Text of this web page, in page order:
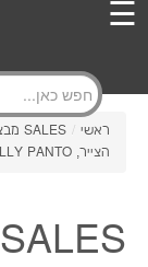
☰
ראשי / SALES מבצעים לחגים
הצייר, NELLY PANTO-מבצע 750 שייח